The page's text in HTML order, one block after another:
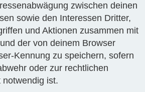
zwischen deinen
sowie den Interessen Dritter,
und Aktionen zusammen mit
der von deinem Browser
Kennung zu speichern, sofern
oder zur rechtlichen
notwendig ist.